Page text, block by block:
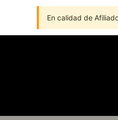
En calidad de